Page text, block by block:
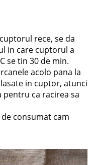
rece, se da
in care cuptorul a
se tin 30 de min.
acolo pana la
in cuptor, atunci
pentru ca racirea sa
consumat cam